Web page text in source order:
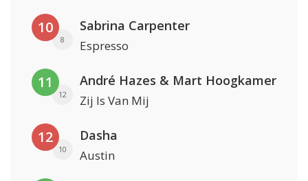
10
8
Sabrina Carpenter
Espresso
11
12
André Hazes & Mart Hoogkamer
Zij Is Van Mij
12
10
Dasha
Austin